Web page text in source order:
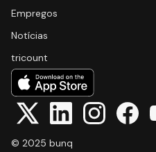
Empregos
Notícias
tricount
© 2025 bunq